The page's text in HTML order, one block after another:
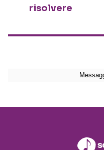
risolvere